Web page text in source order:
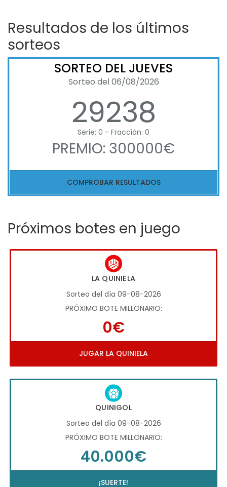
Resultados de los últimos
sorteos
SORTEO DEL JUEVES
Sorteo del 06/08/2026
29238
Serie: 0 - Fracción: 0
PREMIO: 300000€
COMPROBAR RESULTADOS
Próximos botes en juego
LA QUINIELA
Sorteo del día 09-08-2026
PRÓXIMO BOTE MILLONARIO:
0€
JUGAR LA QUINIELA
QUINIGOL
Sorteo del día 09-08-2026
PRÓXIMO BOTE MILLONARIO:
40.000€
¡SUERTE!